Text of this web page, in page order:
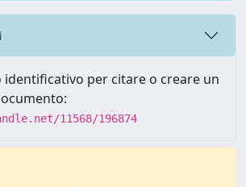
identificativo per citare o creare un
11568/196874